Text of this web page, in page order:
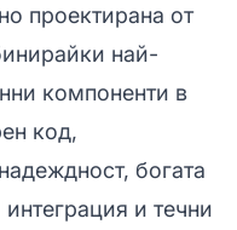
проектирана от
най-
компоненти в
код,
богата
интеграция и течни